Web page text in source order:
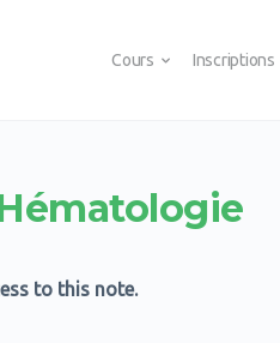
Cours Inscriptions
to this note.